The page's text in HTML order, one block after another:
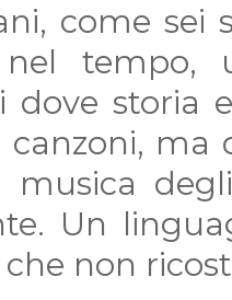
come sei
tempo,
dove storia
canzoni, ma
musica degli
Un
che non